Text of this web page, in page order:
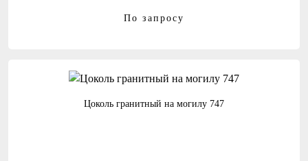
По запросу
Цоколь гранитный на могилу 747